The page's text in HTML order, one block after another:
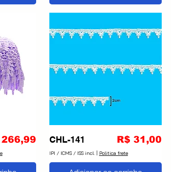
266,99 CHL-141 Preço
R$ 31,00
IPI / ICMS / ISS incl.| Politica frete